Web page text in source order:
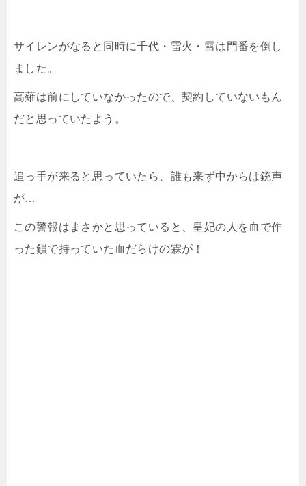
サイレンがなると同時に千代・雷火・雪は門番を倒し
ました。
高薙は前にしていなかったので、契約していないもん
だと思っていたよう。
追っ手が来ると思っていたら、誰も来ず中からは銃声
が…
この警報はまさかと思っていると、皇妃の人を血で作
った鎖で持っていた血だらけの霖が！